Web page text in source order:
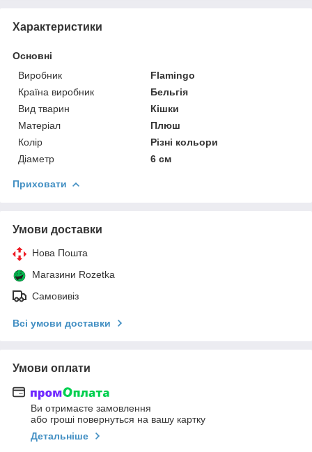
Характеристики
Основні
Виробник
Flamingo
Країна виробник
Бельгія
Вид тварин
Кішки
Матеріал
Плюш
Колір
Різні кольори
Діаметр
6 см
Приховати
Умови доставки
Нова Пошта
Магазини Rozetka
Самовивіз
Всі умови доставки
Умови оплати
Ви отримаєте замовлення
або гроші повернуться на вашу картку
Детальніше